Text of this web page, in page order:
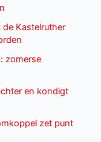
Kastelruther
zomerse
en kondigt
zet punt